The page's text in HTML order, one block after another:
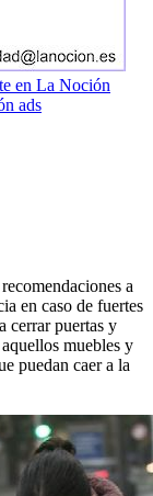
en La Noción
ads
a
en caso de fuertes
cerrar puertas y
muebles y
puedan caer a la